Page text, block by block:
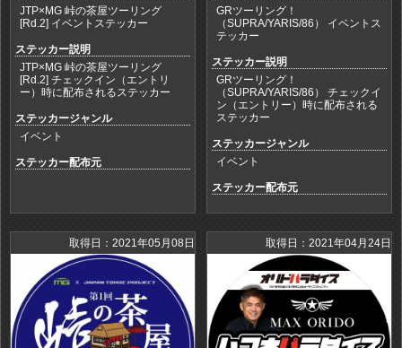
JTP×MG 峠の茶屋ツーリング
[Rd.2] イベントステッカー
ステッカー説明
JTP×MG 峠の茶屋ツーリング
[Rd.2] チェックイン（エントリ
ー）時に配布されるステッカー
ステッカージャンル
イベント
ステッカー配布元
GRツーリング！
（SUPRA/YARIS/86） イベントス
テッカー
ステッカー説明
GRツーリング！
（SUPRA/YARIS/86） チェックイ
ン（エントリー）時に配布される
ステッカー
ステッカージャンル
イベント
ステッカー配布元
取得日：2021年05月08日 取得日：2021年04月24日